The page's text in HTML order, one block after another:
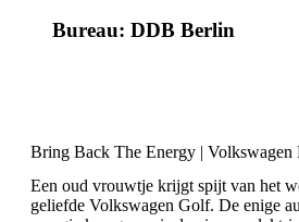
Bureau: DDB Berlin
Bring Back The Energy | Volkswagen
Een oud vrouwtje krijgt spijt van het
geliefde Volkswagen Golf. De enige